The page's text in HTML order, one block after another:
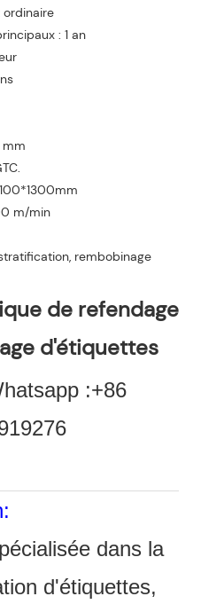
: 1 an
mm
m/min
rembobinage
de refendage
d'étiquettes
:+86
dans la
d'étiquettes,